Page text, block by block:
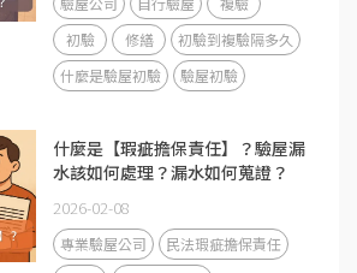
初驗
修繕
初驗到複驗隔多久
什麼是驗屋初驗
驗屋初驗
什麼是【瑕疵擔保責任】？驗屋漏
水該如何處理？漏水如何蒐證？
2026-02-08
專業驗屋公司
民法瑕疵擔保責任